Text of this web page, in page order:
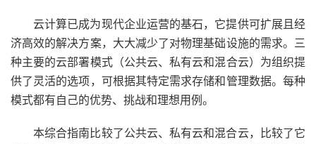
云计算已成为现代企业运营的基石，它提供可扩展且经
济高效的解决方案，大大减少了对物理基础设施的需求。三
种主要的云部署模式（公共云、私有云和混合云）为组织提
供了灵活的选项，可根据其特定需求存储和管理数据。每种
模式都有自己的优势、挑战和理想用例。
本综合指南比较了公共云、私有云和混合云，比较了它